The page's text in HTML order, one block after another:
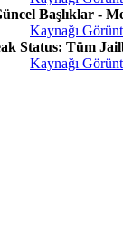
Başlıklar -
Kaynağı
Status: Tüm
Kaynağı